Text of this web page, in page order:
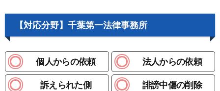
【対応分野】千葉第一法律事務所
個人からの依頼 法人からの依頼
訴えられた側 誹謗中傷の削除